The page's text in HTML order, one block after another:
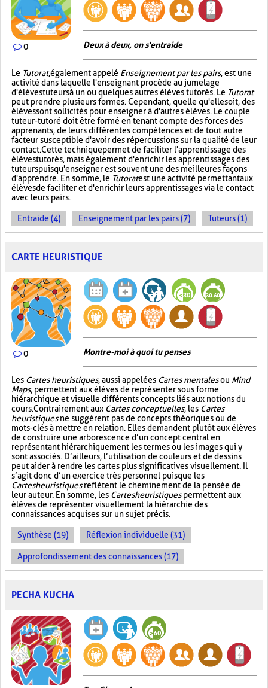
0 Deux à deux, on s'entraide
Le Tutorat, également appelé Enseignement par les pairs, est une
activité dans laquelle l'enseignant procède au jumelage
d'élèves tuteurs à un ou quelques autres élèves tutorés. Le Tutorat
peut prendre plusieurs formes. Cependant, quelle qu'elle soit, des
élèves sont sollicités pour enseigner à d'autres élèves. Le couple
tuteur-tutoré doit être formé en tenant compte des forces des
apprenants, de leurs différentes compétences et de tout autre
facteur susceptible d'avoir des répercussions sur la qualité de leur
contact. Cette technique permet de faciliter l'apprentissage des
élèves tutorés, mais également d'enrichir les apprentissages des
tuteurs puisqu'enseigner est souvent une des meilleures façons
d'apprendre. En somme, le Tutoratest une activité permettant aux
élèves de faciliter et d'enrichir leurs apprentissages via le contact
avec leurs pairs.
Entraide (4) Enseignement par les pairs (7) Tuteurs (1)
CARTE HEURISTIQUE
0 Montre-moi à quoi tu penses
Les Cartes heuristiques, aussi appelées Cartes mentalesou Mind
Maps, permettent aux élèves de représenter sous forme
hiérarchique et visuelle différents concepts liés aux notions du
cours. Contrairement aux Cartes conceptuelles, les Cartes
heuristiquesne suggèrent pas de concepts théoriques ou de
mots-clés à mettre en relation. Elles demandent plutôt aux élèves
de construire une arborescence d’un concept central en
représentant hiérarchiquement les termes ou les images qui y
sont associés. D’ailleurs, l’utilisation de couleurs et de dessins
peut aider à rendre les cartes plus significatives visuellement. Il
s’agit donc d’un exercice très personnel puisque les
Cartes heuristiquesreflètent le cheminement de la pensée de
leur auteur. En somme, les Cartes heuristiquespermettent aux
élèves de représenter visuellement la hiérarchie des
connaissances acquises sur un sujet précis.
Synthèse (19) Réflexion individuelle (31)
Approfondissement des connaissances (17)
PECHA KUCHA